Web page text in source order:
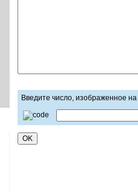
Введите число, изображенное на